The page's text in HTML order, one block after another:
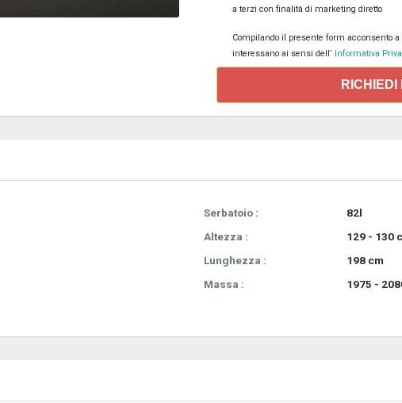
a terzi con finalità di marketing diretto
Compilando il presente form acconsento
interessano ai sensi dell’ Informativa
RICHIEDI
Serbatoio :
82l
Altezza :
129 - 130
Lunghezza :
198 cm
Massa :
1975 -